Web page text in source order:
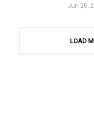
Jun 25,
LOAD